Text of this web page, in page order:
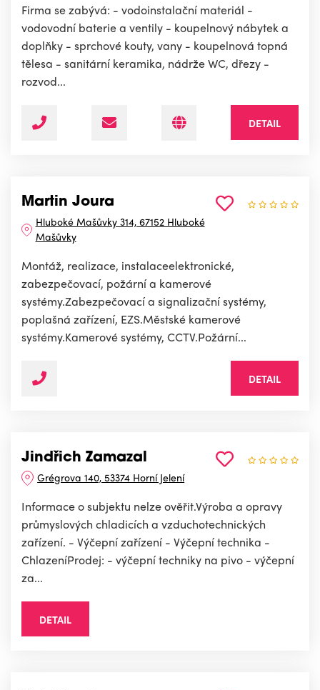
Firma se zabývá: - vodoinstalační materiál -
vodovodní baterie a ventily - koupelnový nábytek a
doplňky - sprchové kouty, vany - koupelnová topná
tělesa - sanitární keramika, nádrže WC, dřezy -
rozvod...
DETAIL
Martin Joura
Hluboké Mašůvky 314, 67152 Hluboké
Mašůvky
Montáž, realizace, instalaceelektronické,
zabezpečovací, požární a kamerové
systémy.Zabezpečovací a signalizační systémy,
poplašná zařízení, EZS.Městské kamerové
systémy.Kamerové systémy, CCTV.Požární...
DETAIL
Jindřich Zamazal
Grégrova 140, 53374 Horní Jelení
Informace o subjektu nelze ověřit.Výroba a opravy
průmyslových chladicích a vzduchotechnických
zařízení. - Výčepní zařízení - Výčepní technika -
ChlazeníProdej: - výčepní techniky na pivo - výčepní
za...
DETAIL